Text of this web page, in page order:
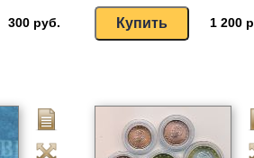
300 руб. 1 200